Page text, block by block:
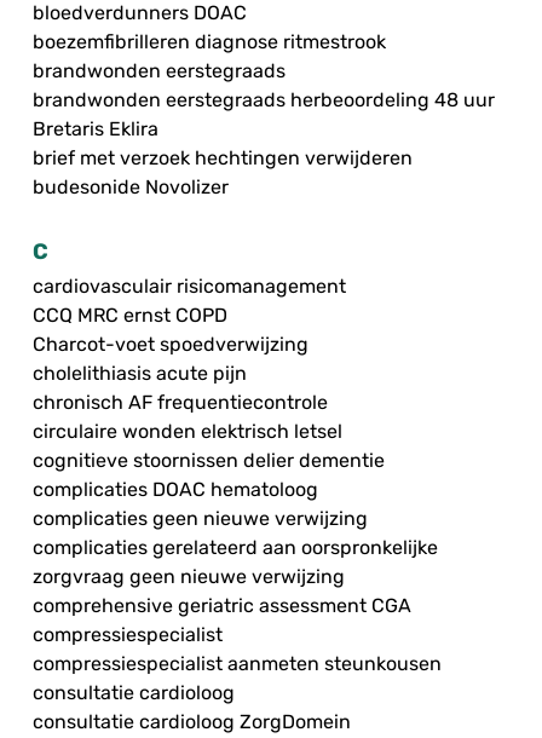
bloedverdunners DOAC
boezemfibrilleren diagnose ritmestrook
brandwonden eerstegraads
brandwonden eerstegraads herbeoordeling 48 uur
Bretaris Eklira
brief met verzoek hechtingen verwijderen
budesonide Novolizer
C
cardiovasculair risicomanagement
CCQ MRC ernst COPD
Charcot-voet spoedverwijzing
cholelithiasis acute pijn
chronisch AF frequentiecontrole
circulaire wonden elektrisch letsel
cognitieve stoornissen delier dementie
complicaties DOAC hematoloog
complicaties geen nieuwe verwijzing
complicaties gerelateerd aan oorspronkelijke
zorgvraag geen nieuwe verwijzing
comprehensive geriatric assessment CGA
compressiespecialist
compressiespecialist aanmeten steunkousen
consultatie cardioloog
consultatie cardioloog ZorgDomein